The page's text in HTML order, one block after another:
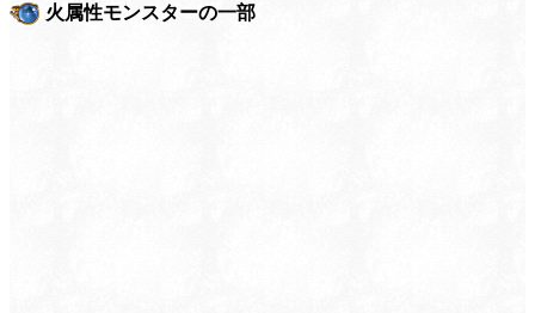
火属性モンスターの一部